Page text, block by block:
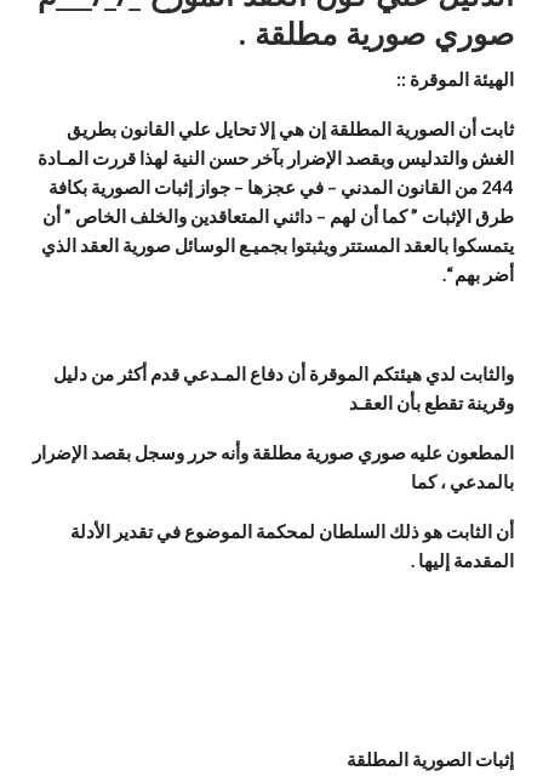
صوري صورية مطلقة .
الهيئة الموقرة ::
ثابت أن الصورية المطلقة إن هي إلا تحايل علي القانون بطريق
الغش والتدليس وبقصد الإضرار بآخر حسن النية لهذا قررت المـادة
244 من القانون المدني – في عجزها – جواز إثبات الصورية بكافة
طرق الإثبات ” كما أن لهم – دائني المتعاقدين والخلف الخاص ” أن
يتمسكوا بالعقد المستتر ويثبتوا بجميـع الوسائل صورية العقد الذي
أضر بهم “.
والثابت لدي هيئتكم الموقرة أن دفاع المـدعي قدم أكثر من دليل
وقرينة تقطع بأن العقـد
المطعون عليه صوري صورية مطلقة وأنه حرر وسجل بقصد الإضرار
بالمدعي ، كما
أن الثابت هو ذلك السلطان لمحكمة الموضوع في تقدير الأدلة
المقدمة إليها .
إثبات الصورية المطلقة